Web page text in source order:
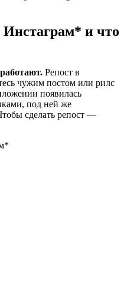
Инстаграм* и что
Репост в
чужим постом или рилс
появилась
под ней же
сделать репост —